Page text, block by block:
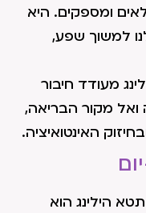
ומספקים. היא
למשוך שפע,
מעודד חיבור
ואל מקור הבריאה,
האינטואיציה.
הילינג הוא